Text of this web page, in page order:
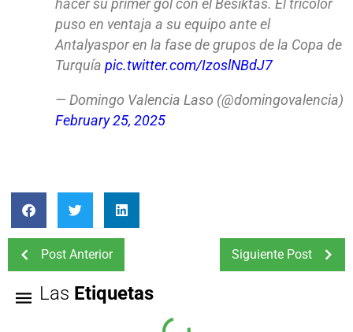
hacer su primer gol con el Besiktas. El tricolor
puso en ventaja a su equipo ante el
Antalyaspor en la fase de grupos de la Copa de
Turquía pic.twitter.com/IzoslNBdJ7
— Domingo Valencia Laso (@domingovalencia)
February 25, 2025
Post Anterior Siguiente Post
Las Etiquetas